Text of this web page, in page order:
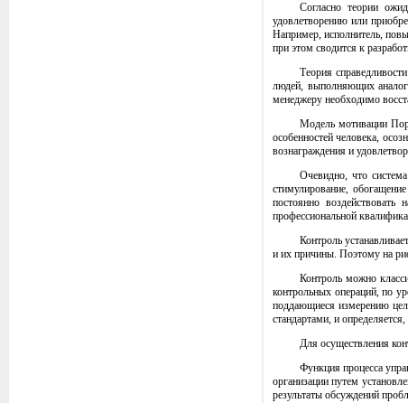
Согласно теории
удовлетворению или
Например, исполнитель,
при этом сводится к
Теория
людей, выполняющих
менеджеру необходимо
Модель мотивации
особенностей человека,
вознаграждения и
Очевидно, что
стимулирование,
постоянно
профессиональной
Контроль
и их причины. Поэтому на
Контроль можно
контрольных операций, по
поддающиеся измерению
стандартами, и
Для осуществления
Функция процесса
организации путем
результаты обсуждений